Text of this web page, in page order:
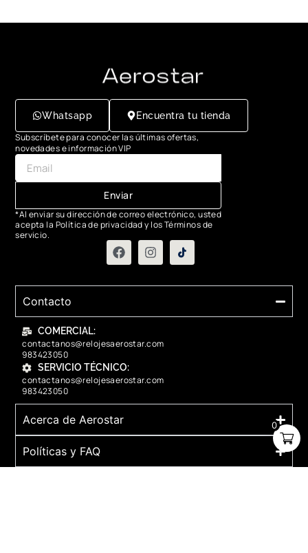
0
Whatsapp Encuentra tu tienda
Subscríbete para conocer las últimas ofertas,
novedades e información VIP
Enviar
*Al enviar su dirección de correo electrónico, usted
acepta la Política de privacidad y los Términos de
servicio.
Contacto
COMERCIAL:
contactanos@relojesaerostar.com
983423050
SERVICIO TÉCNICO:
contactanos@relojesaerostar.com
983423050
Acerca de Aerostar
Políticas y FAQ